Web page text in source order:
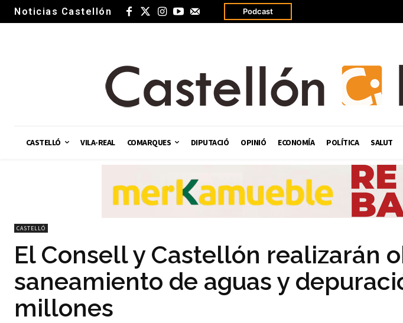
Noticias Castellón Podcast
CASTELLÓ VILA-REAL COMARQUES DIPUTACIÓ OPINIÓ ECONOMÍA POLÍTICA SALUT
CASTELLÓ
El Consell y Castellón realizarán
saneamiento de aguas y
millones